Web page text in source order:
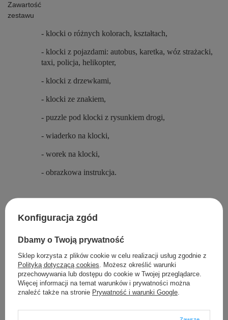
Zawartość
zestawu
- klocki o różnych kolorach, kształtach,
- klocki z pojazdami: autobus, karetka, wóz strażacki,
taxi, policja, helikopter,
- klocki z drzewkami,
- klocki ze znakiem,
- puzzle pod klocki z rysunkiem drogi,
- wiaderko na klocki,
- worek na klocki,
- obrazkowa instrukcja.
Szczegółowe dane
Opinie
Konfiguracja zgód
Dbamy o Twoją prywatność
Sklep korzysta z plików cookie w celu realizacji usług zgodnie z
Polityką dotyczącą cookies. Możesz określić warunki
przechowywania lub dostępu do cookie w Twojej przeglądarce.
Więcej informacji na temat warunków i prywatności można
znaleźć także na stronie Prywatność i warunki Google.